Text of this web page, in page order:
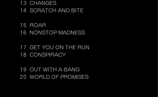
13 CHANGES
14 SCRATCH AND BITE
15 ROAR
16 NONSTOP MADNESS
17 GET YOU ON THE RUN
18 CONSPIRACY
19 OUT WITH A BANG
20 WORLD OF PROMISES